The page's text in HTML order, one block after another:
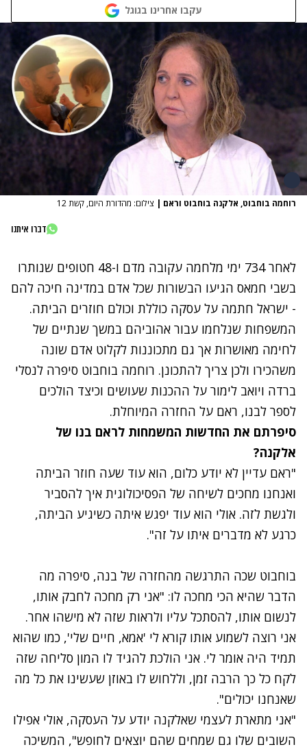
עקבו אחרינו בגוגל
רוחמה בוחבוט, אלקנה בוחבוט וראם | צילום: מהדורת היום, קשת 12
דברו איתנו
לאחר 734 ימי מלחמה עקובה מדם ו-48 חטופים שנותרו
בשבי חמאס הגיעו הבשורות שכל אדם במדינה חיכה להם
- ישראל חתמה על עסקה כוללת וכולם חוזרים הביתה.
המשפחות שנלחמו עבור אהוביהם במשך שנתיים של
לחימה מאושרות אך גם מתכוננות לקלוט אדם שונה
משהכירו ולכן צריך להתכונן. רוחמה בוחבוט סיפרה לנסלי
ברדה ויואב לימור על ההכנות שעושים וכיצד הולכים
לספר לבנו, ראם על החזרה המיוחלת.
סיפרתם את החדשות המשמחות לראם בנו של
אלקנה?
"ראם עדיין לא יודע כלום, הוא עוד שעה חוזר הביתה
ואנחנו מחכים לשיחה של הפסיכולוגית איך להסביר
ולגשת לזה. אולי הוא עוד יפגש איתה כשיגיע הביתה,
כרגע לא מדברים איתו על זה".
בוחבוט שכה התרגשה מהחזרה של בנה, סיפרה מה
הדבר שהיא הכי מחכה לו: "אני רק מחכה לחבק אותו,
לנשום אותו, להסתכל עליו ולראות שזה לא מישהו אחר.
אני רוצה לשמוע אותו קורא לי 'אמא, חיים שלי', כמו שהוא
תמיד היה אומר לי. אני הולכת להגיד לו המון סליחה שזה
לקח כל כך הרבה זמן, וללחוש לו באוזן שעשינו את כל מה
שאנחנו יכולים".
נתקלנו בבעיה
נסה שוב
"אני מתארת לעצמי שאלקנה יודע על העסקה, אולי אפילו
השובים שלו גם שמחים שהם יוצאים לחופש", המשיכה